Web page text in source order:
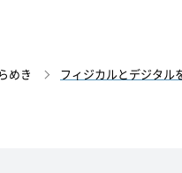
めき フィジカルとデジタル